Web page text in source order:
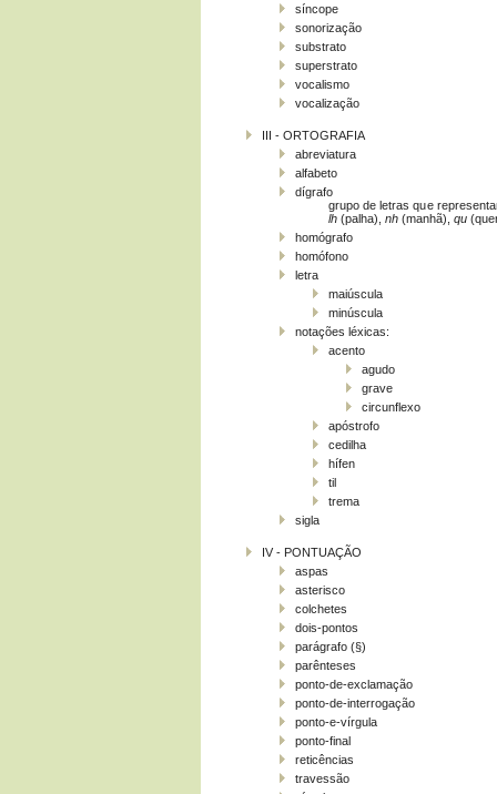
síncope
sonorização
substrato
superstrato
vocalismo
vocalização
III - ORTOGRAFIA
abreviatura
alfabeto
dígrafo
grupo de letras que
lh (palha), nh (manhã), qu
homógrafo
homófono
letra
maiúscula
minúscula
notações léxicas:
acento
agudo
grave
circunflexo
apóstrofo
cedilha
hífen
til
trema
sigla
IV - PONTUAÇÃO
aspas
asterisco
colchetes
dois-pontos
parágrafo (§)
parênteses
ponto-de-exclamação
ponto-de-interrogação
ponto-e-vírgula
ponto-final
reticências
travessão